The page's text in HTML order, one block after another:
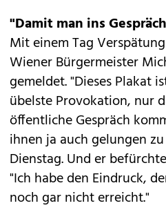
"Damit man ins
Mit einem Tag
Wiener Bürgermeister
gemeldet. "Dieses Plakat
übelste Provokation, nur
öffentliche Gespräch
ihnen ja auch gelungen
Dienstag. Und er
"Ich habe den Eindruck,
noch gar nicht erreicht."